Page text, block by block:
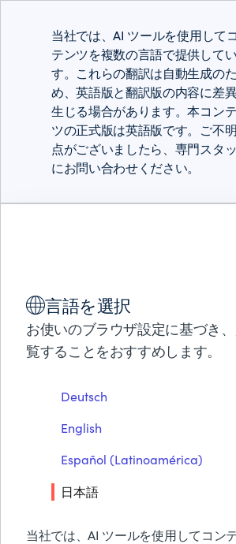
当社では、AI ツールを使用して
テンツを複数の言語で提供して
す。これらの翻訳は自動生成のた
め、英語版と翻訳版の内容に差
生じる場合があります。本コン
ツの正式版は英語版です。ご不
点がございましたら、専門スタ
にお問い合わせください。
言語を選択
お使いのブラウザ設定に基づき
覧することをおすすめします。
Deutsch
English
Español (Latinoamérica)
日本語
当社では、AI ツールを使用してコン
データシート
BMC AMI Storage
Reporting